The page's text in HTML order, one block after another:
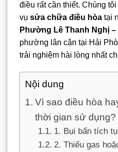
điều rất cần thiết. Chúng
vụ sửa chữa điều hòa tại
Phường Lê Thanh Nghị –
phường lân cận tại Hải
trải nghiệm hài lòng nhất
Nội dung
Vì sao điều hòa
thời gian sử dụng?
1. Bụi bẩn tích tụ
2. Thiếu gas